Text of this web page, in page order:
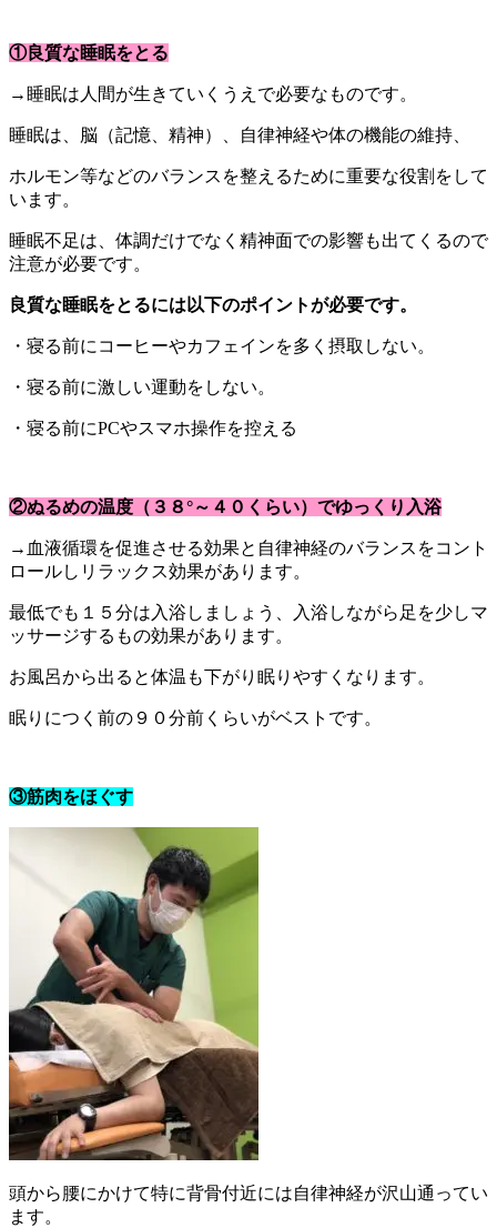
①良質な睡眠をとる
→睡眠は人間が生きていくうえで必要なものです。
睡眠は、脳（記憶、精神）、自律神経や体の機能の維持、
ホルモン等などのバランスを整えるために重要な役割をして
います。
睡眠不足は、体調だけでなく精神面での影響も出てくるので
注意が必要です。
良質な睡眠をとるには以下のポイントが必要です。
・寝る前にコーヒーやカフェインを多く摂取しない。
・寝る前に激しい運動をしない。
・寝る前にPCやスマホ操作を控える
②ぬるめの温度（３８°～４０くらい）でゆっくり入浴
→血液循環を促進させる効果と自律神経のバランスをコント
ロールしリラックス効果があります。
最低でも１５分は入浴しましょう、入浴しながら足を少しマ
ッサージするもの効果があります。
お風呂から出ると体温も下がり眠りやすくなります。
眠りにつく前の９０分前くらいがベストです。
③筋肉をほぐす
頭から腰にかけて特に背骨付近には自律神経が沢山通ってい
ます。